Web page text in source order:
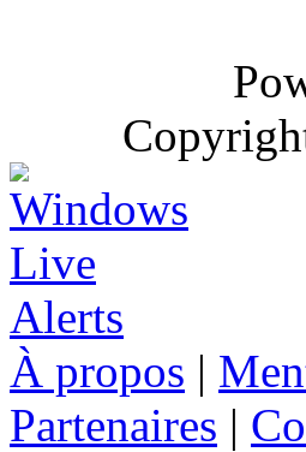
À propos |
Partenaires |